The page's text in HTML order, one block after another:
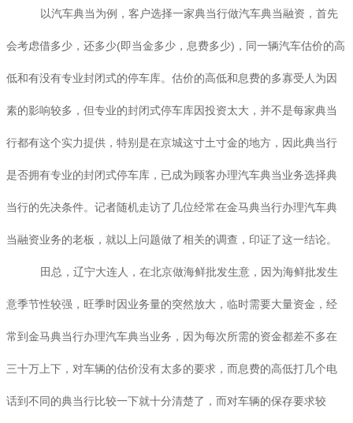
以汽车典当为例，客户选择一家典当行做汽车典当融资，首先
会考虑借多少，还多少(即当金多少，息费多少)，同一辆汽车估价的高
低和有没有专业封闭式的停车库。估价的高低和息费的多寡受人为因
素的影响较多，但专业的封闭式停车库因投资太大，并不是每家典当
行都有这个实力提供，特别是在京城这寸土寸金的地方，因此典当行
是否拥有专业的封闭式停车库，已成为顾客办理汽车典当业务选择典
当行的先决条件。记者随机走访了几位经常在金马典当行办理汽车典
当融资业务的老板，就以上问题做了相关的调查，印证了这一结论。
田总，辽宁大连人，在北京做海鲜批发生意，因为海鲜批发生
意季节性较强，旺季时因业务量的突然放大，临时需要大量资金，经
常到金马典当行办理汽车典当业务，因为每次所需的资金都差不多在
三十万上下，对车辆的估价没有太多的要求，而息费的高低打几个电
话到不同的典当行比较一下就十分清楚了，而对车辆的保存要求较